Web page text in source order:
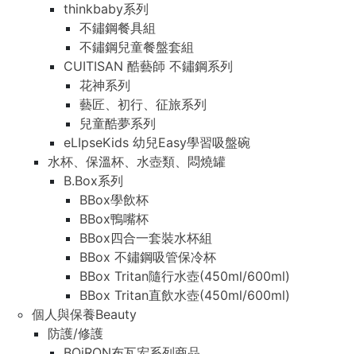
thinkbaby系列
不鏽鋼餐具組
不鏽鋼兒童餐盤套組
CUITISAN 酷藝師 不鏽鋼系列
花神系列
藝匠、初行、征旅系列
兒童酷夢系列
eLIpseKids 幼兒Easy學習吸盤碗
水杯、保溫杯、水壺類、悶燒罐
B.Box系列
BBox學飲杯
BBox鴨嘴杯
BBox四合一套裝水杯組
BBox 不鏽鋼吸管保冷杯
BBox Tritan隨行水壺(450ml/600ml)
BBox Tritan直飲水壺(450ml/600ml)
個人與保養Beauty
防護/修護